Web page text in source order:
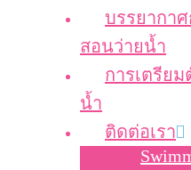
บรรยากา
สอนว่ายน้ำ
การเตรียม
น้ำ
ติดต่อเรา